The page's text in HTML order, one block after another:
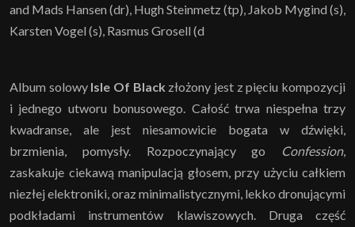
and Mads Hansen (dr), Hugh Steinmetz (tp), Jakob Mygind (s),
Karsten Vogel (s), Rasmus Grosell (d
Album solowy Isle Of Black złożony jest z pięciu kompozycji
i jednego utworu bonusowego. Całość trwa niespełna trzy
kwadranse, ale jest niesamowicie bogata w dźwięki,
brzmienia, pomysły. Rozpoczynający go
Confession,
zaskakuje ciekawą manipulacją głosem, przy użyciu całkiem
niezłej elektroniki, oraz minimalistycznymi, lekko dronującymi
podkładami instrumentów klawiszowych. Druga część